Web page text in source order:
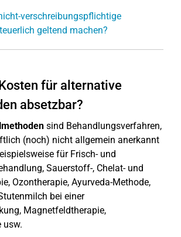
verschreibungspflichtige
geltend machen?
für alternative
absetzbar?
sind Behandlungsverfahren,
(noch) nicht allgemein anerkannt
für Frisch- und
Sauerstoff-, Chelat- und
Ozontherapie, Ayurveda-Methode,
bei einer
Magnetfeldtherapie,
usw.